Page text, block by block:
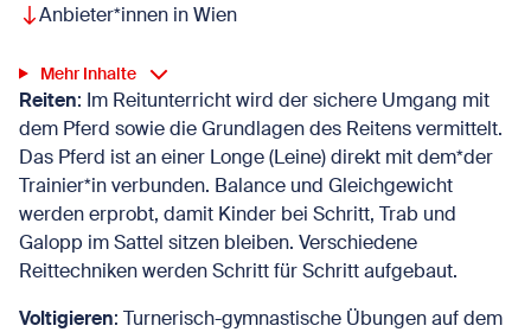
Anbieter*innen in Wien
Mehr Inhalte
Reiten: Im Reitunterricht wird der sichere Umgang mit
dem Pferd sowie die Grundlagen des Reitens vermittelt.
Das Pferd ist an einer Longe (Leine) direkt mit dem*der
Trainier*in verbunden. Balance und Gleichgewicht
werden erprobt, damit Kinder bei Schritt, Trab und
Galopp im Sattel sitzen bleiben. Verschiedene
Reittechniken werden Schritt für Schritt aufgebaut.
Voltigieren: Turnerisch-gymnastische Übungen auf dem